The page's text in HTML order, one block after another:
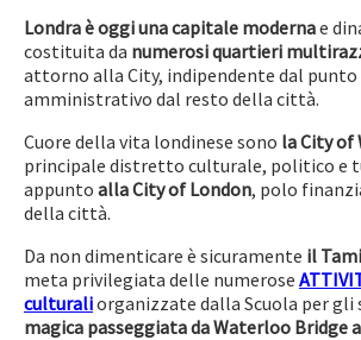
Londra è oggi una capitale modernae
costituita da numerosi quartieri
attorno alla City, indipendente dal punto
amministrativo dal resto della città.
Cuore della vita londinese sono la City of
principale distretto culturale, politico e
appunto alla City of London, polo
della città.
Da non dimenticare è sicuramente il
meta privilegiata delle numerose
culturaliorganizzate dalla Scuola per gli
magica passeggiata da Waterloo Bridge